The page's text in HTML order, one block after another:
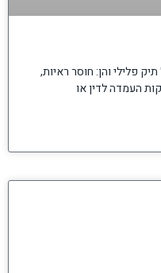
פלילי והן: חוסר ראיות,
העמדה לדין או